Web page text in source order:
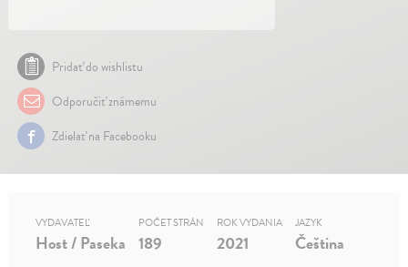
Pridať do wishlistu
Odporučiť známemu
Zdielať na Facebooku
VYDAVATEĽ
Host / Paseka
POČET STRÁN
189
ROK VYDANIA
2021
JAZYK
Čeština